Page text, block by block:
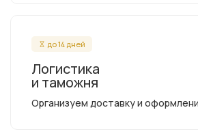
до 14 дней
Логистика
и таможня
Организуем доставку и